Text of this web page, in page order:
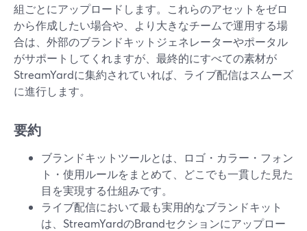
組ごとにアップロードします。これらのアセットをゼロ
から作成したい場合や、より大きなチームで運用する場
合は、外部のブランドキットジェネレーターやポータル
がサポートしてくれますが、最終的にすべての素材が
StreamYardに集約されていれば、ライブ配信はスムーズ
に進行します。
要約
ブランドキットツールとは、ロゴ・カラー・フォン
ト・使用ルールをまとめて、どこでも一貫した見た
目を実現する仕組みです。
ライブ配信において最も実用的なブランドキット
は、StreamYardのBrandセクションにアップロー